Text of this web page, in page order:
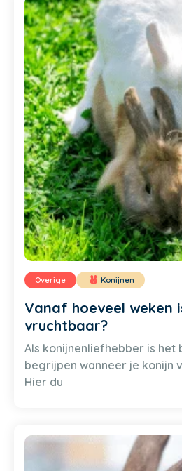
Overige Konijnen
Vanaf hoeveel weken
vruchtbaar?
Als konijnenliefhebber is het
begrijpen wanneer je konijn
Hier du